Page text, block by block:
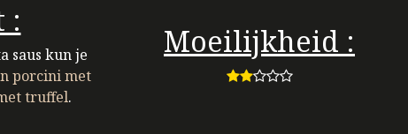
:
saus kun je
porcini met
truffel.
Moeilijkheid :